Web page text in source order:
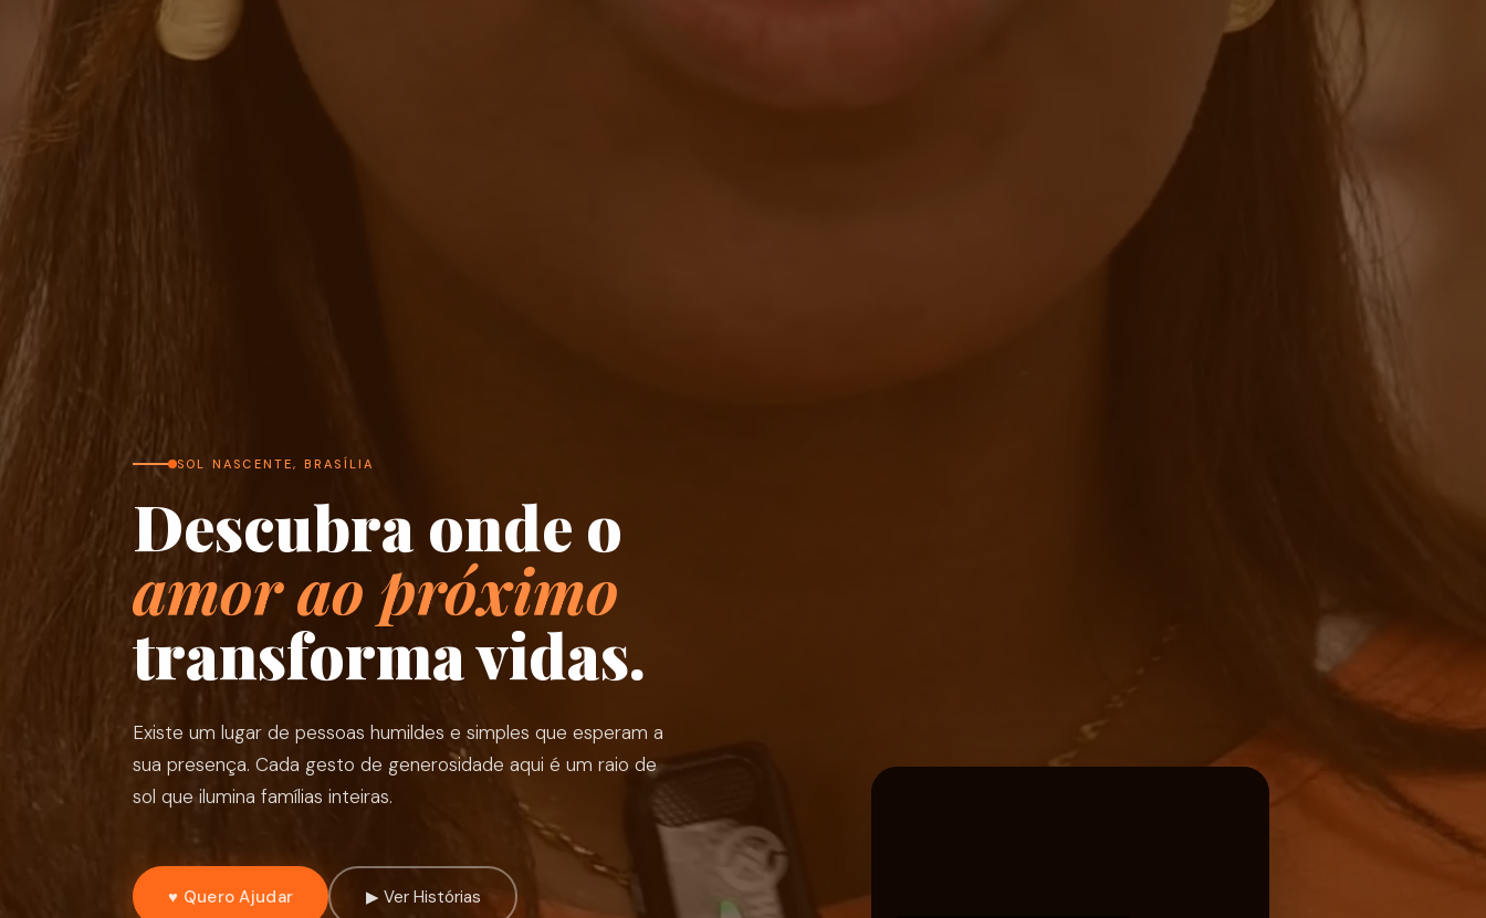
SOL NASCENTE, BRASÍLIA
Descubra onde o
amor ao próximo
transforma vidas.
Existe um lugar de pessoas humildes e simples que esperam a
sua presença. Cada gesto de generosidade aqui é um raio de
sol que ilumina famílias inteiras.
♥ Quero Ajudar ▶ Ver Histórias